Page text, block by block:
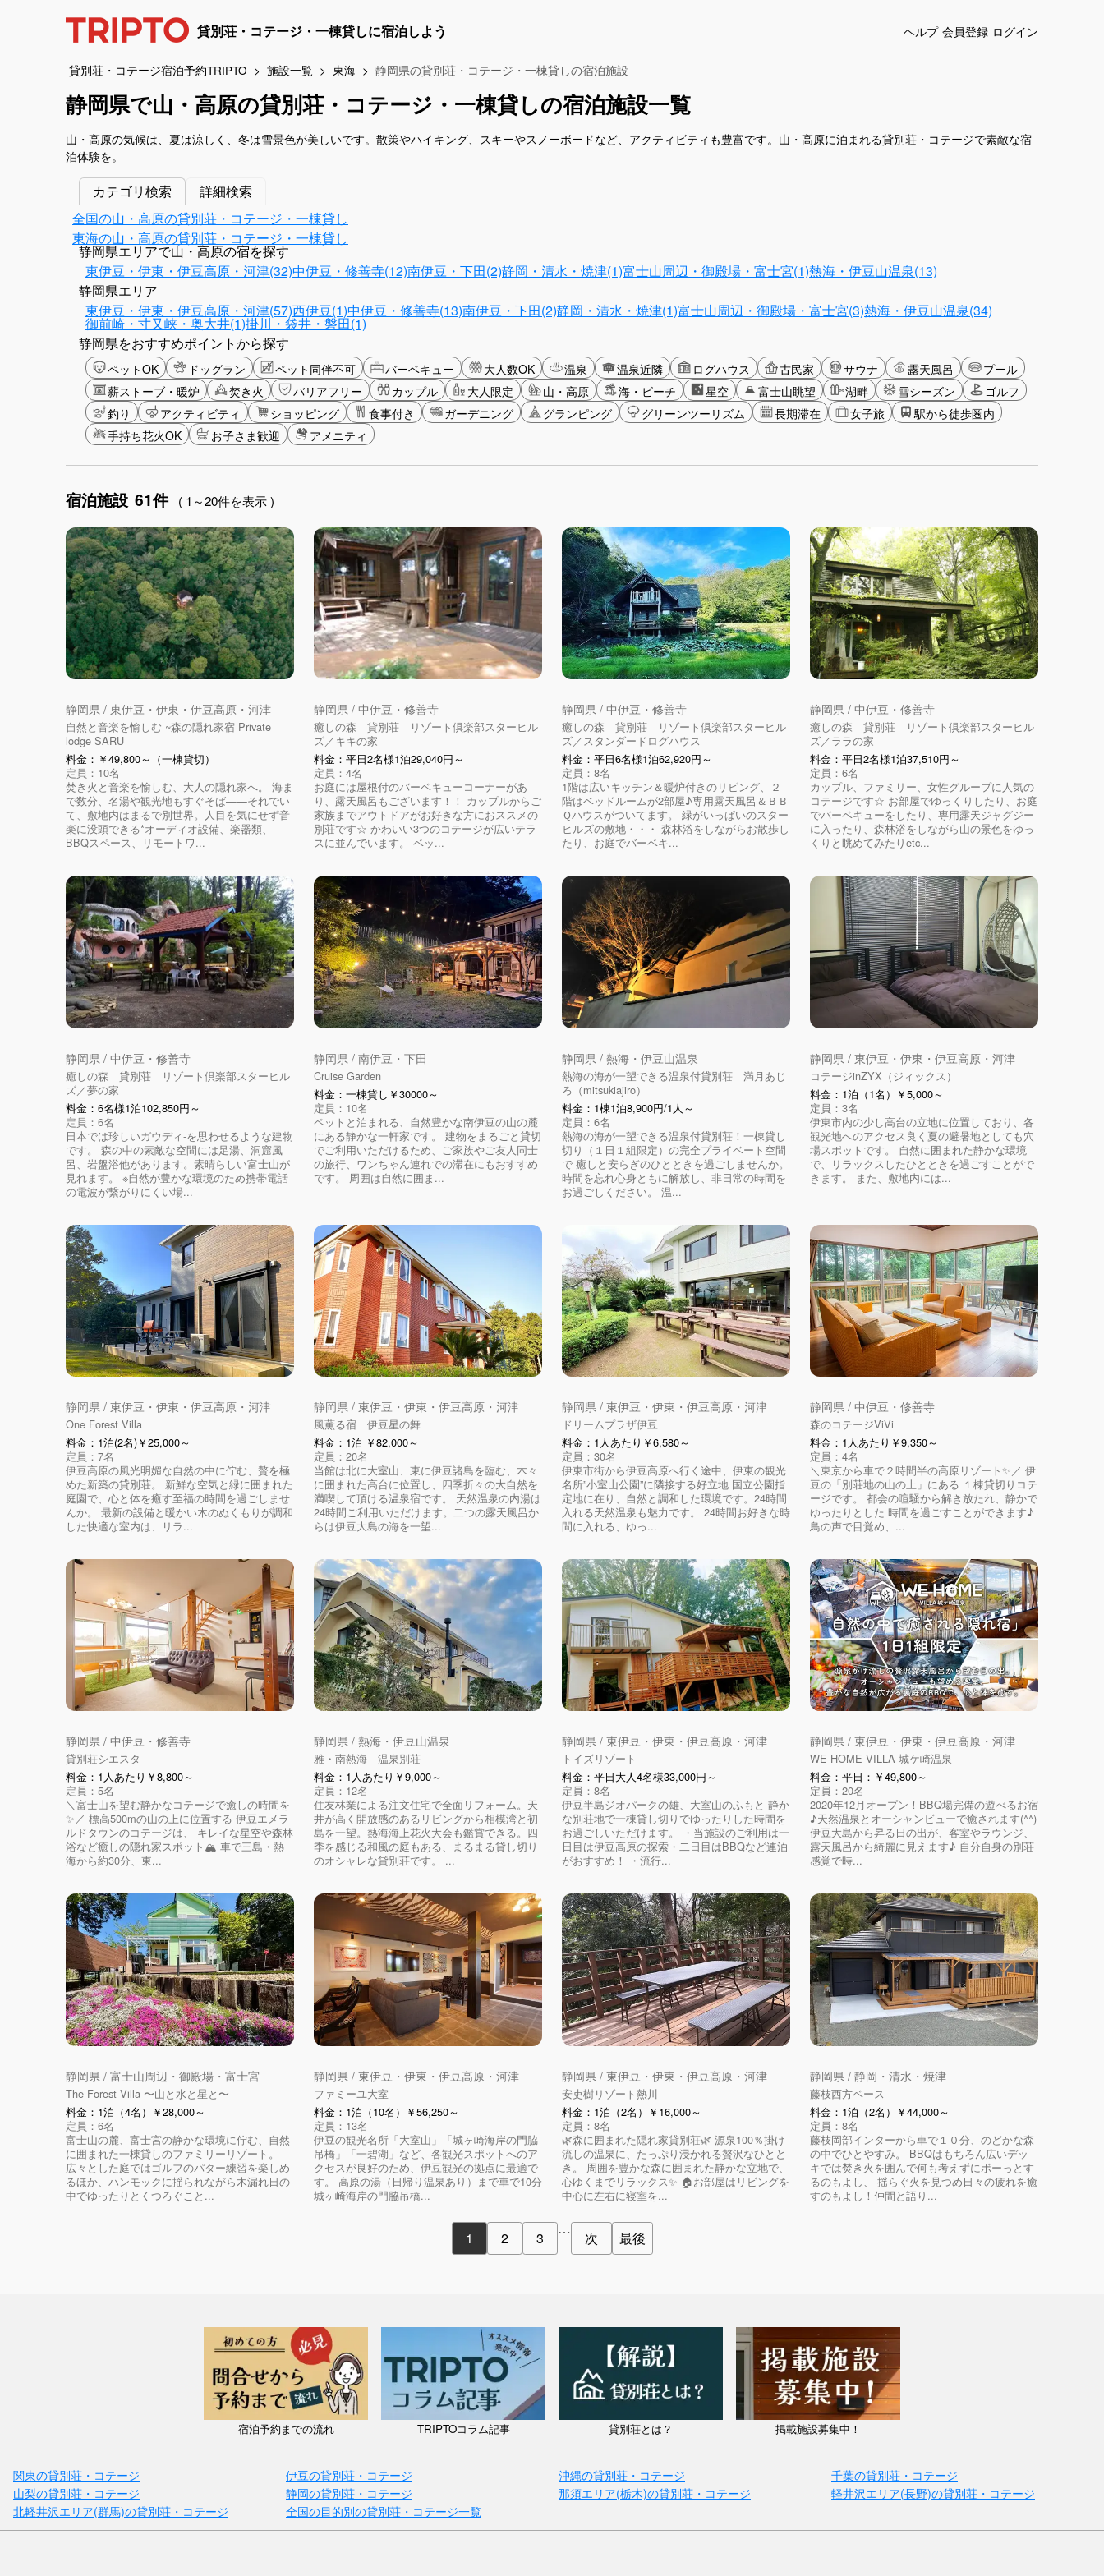
貸別荘・コテージ・一棟貸しに宿泊しよう ヘルプ 会員登録 ログイン
貸別荘・コテージ宿泊予約TRIPTO 施設一覧 東海 静岡県の貸別荘・コテージ・一棟貸しの宿泊施設
静岡県で山・高原の貸別荘・コテージ・一棟貸しの宿泊施設一覧
山・高原の気候は、夏は涼しく、冬は雪景色が美しいです。散策やハイキング、スキーやスノーボードなど、アクティビティも豊富です。山・高原に泊まれる貸別荘・コテージで素敵な宿
泊体験を。
カテゴリ検索
詳細検索
全国の山・高原の貸別荘・コテージ・一棟貸し
東海の山・高原の貸別荘・コテージ・一棟貸し
静岡県エリアで山・高原の宿を探す
東伊豆・伊東・伊豆高原・河津(32)中伊豆・修善寺(12)南伊豆・下田(2)静岡・清水・焼津(1)富士山周辺・御殿場・富士宮(1)熱海・伊豆山温泉(13)
静岡県エリア
東伊豆・伊東・伊豆高原・河津(57)西伊豆(1)中伊豆・修善寺(13)南伊豆・下田(2)静岡・清水・焼津(1)富士山周辺・御殿場・富士宮(3)熱海・伊豆山温泉(34)
御前崎・寸又峡・奥大井(1)掛川・袋井・磐田(1)
静岡県をおすすめポイントから探す
ペットOK ドッグラン ペット同伴不可 バーベキュー 大人数OK 温泉 温泉近隣 ログハウス 古民家 サウナ 露天風呂
プール
薪ストーブ・暖炉
焚き火 バリアフリー カップル 大人限定 山・高原 海・ビーチ 星空 富士山眺望 湖畔 雪シーズン
ゴルフ
釣り
アクティビティ ショッピング 食事付き ガーデニング グランピング グリーンツーリズム 長期滞在 女子旅
駅から徒歩圏内
手持ち花火OK
お子さま歓迎 アメニティ
宿泊施設 61件 ( 1～20件を表示 )
静岡県 / 東伊豆・伊東・伊豆高原・河津
自然と音楽を愉しむ ~森の隠れ家宿 Private
lodge SARU
料金：￥49,800～（一棟貸切）
定員：10名
焚き火と音楽を愉しむ、大人の隠れ家へ。 海ま
で数分、名湯や観光地もすぐそば——それでい
て、敷地内はまるで別世界。人目を気にせず音
楽に没頭できる*オーディオ設備、楽器類、
BBQスペース、リモートワ...
静岡県 / 中伊豆・修善寺
癒しの森 貸別荘 リゾート倶楽部スターヒル
ズ／キキの家
料金：平日2名様1泊29,040円～
定員：4名
お庭には屋根付のバーベキューコーナーがあ
り、露天風呂もございます！！ カップルからご
家族までアウトドアがお好きな方におススメの
別荘です☆ かわいい3つのコテージが広いテラ
スに並んでいます。 ベッ...
静岡県 / 中伊豆・修善寺
癒しの森 貸別荘 リゾート倶楽部スターヒル
ズ／スタンダードログハウス
料金：平日6名様1泊62,920円～
定員：8名
1階は広いキッチン＆暖炉付きのリビング、２
階はベッドルームが2部屋♪専用露天風呂＆ＢＢ
Ｑハウスがついてます。 緑がいっぱいのスター
ヒルズの敷地・・・ 森林浴をしながらお散歩し
たり、お庭でバーベキ...
静岡県 / 中伊豆・修善寺
癒しの森 貸別荘 リゾート倶楽部スターヒル
ズ／ララの家
料金：平日2名様1泊37,510円～
定員：6名
カップル、ファミリー、女性グループに人気の
コテージです☆ お部屋でゆっくりしたり、お庭
でバーベキューをしたり、専用露天ジャグジー
に入ったり、森林浴をしながら山の景色をゆっ
くりと眺めてみたりetc...
静岡県 / 中伊豆・修善寺
癒しの森 貸別荘 リゾート倶楽部スターヒル
ズ／夢の家
料金：6名様1泊102,850円～
定員：6名
日本では珍しいガウディ-を思わせるような建物
です。 森の中の素敵な空間には足湯、洞窟風
呂、岩盤浴他があります。素晴らしい富士山が
見れます。 ※自然が豊かな環境のため携帯電話
の電波が繋がりにくい場...
静岡県 / 南伊豆・下田
Cruise Garden
料金：一棟貸し￥30000～
定員：10名
ペットと泊まれる、自然豊かな南伊豆の山の麓
にある静かな一軒家です。 建物をまるごと貸切
でご利用いただけるため、ご家族やご友人同士
の旅行、ワンちゃん連れでの滞在にもおすすめ
です。 周囲は自然に囲ま...
静岡県 / 熱海・伊豆山温泉
熱海の海が一望できる温泉付貸別荘 満月あじ
ろ（mitsukiajiro）
料金：1棟1泊8,900円/1人～
定員：6名
熱海の海が一望できる温泉付貸別荘！一棟貸し
切り（１日１組限定）の完全プライベート空間
で 癒しと安らぎのひとときを過ごしませんか。
時間を忘れ心身ともに解放し、非日常の時間を
お過ごしください。 温...
静岡県 / 東伊豆・伊東・伊豆高原・河津
コテージinZYX（ジィックス）
料金：1泊（1名）￥5,000～
定員：3名
伊東市内の少し高台の立地に位置しており、各
観光地へのアクセス良く夏の避暑地としても穴
場スポットです。 自然に囲まれた静かな環境
で、リラックスしたひとときを過ごすことがで
きます。 また、敷地内には...
静岡県 / 東伊豆・伊東・伊豆高原・河津
One Forest Villa
料金：1泊(2名)￥25,000～
定員：7名
伊豆高原の風光明媚な自然の中に佇む、贅を極
めた新築の貸別荘。 新鮮な空気と緑に囲まれた
庭園で、心と体を癒す至福の時間を過ごしませ
んか。 最新の設備と暖かい木のぬくもりが調和
した快適な室内は、リラ...
静岡県 / 東伊豆・伊東・伊豆高原・河津
風薫る宿 伊豆星の舞
料金：1泊 ￥82,000～
定員：20名
当館は北に大室山、東に伊豆諸島を臨む、木々
に囲まれた高台に位置し、四季折々の大自然を
満喫して頂ける温泉宿です。 天然温泉の内湯は
24時間ご利用いただけます。二つの露天風呂か
らは伊豆大島の海を一望...
静岡県 / 東伊豆・伊東・伊豆高原・河津
ドリームプラザ伊豆
料金：1人あたり￥6,580～
定員：30名
伊東市街から伊豆高原へ行く途中、伊東の観光
名所”小室山公園”に隣接する好立地 国立公園指
定地に在り、自然と調和した環境です。24時間
入れる天然温泉も魅力です。 24時間お好きな時
間に入れる、ゆっ...
静岡県 / 中伊豆・修善寺
森のコテージViVi
料金：1人あたり￥9,350～
定員：4名
＼東京から車で２時間半の高原リゾート✨／ 伊
豆の「別荘地の山の上」にある １棟貸切りコテ
ージです。 都会の喧騒から解き放たれ、静かで
ゆったりとした 時間を過ごすことができます♪
鳥の声で目覚め、...
静岡県 / 中伊豆・修善寺
貸別荘シエスタ
料金：1人あたり￥8,800～
定員：5名
＼富士山を望む静かなコテージで癒しの時間を
✨／ 標高500mの山の上に位置する 伊豆エメラ
ルドタウンのコテージは、 キレイな星空や森林
浴など癒しの隠れ家スポット🏔 車で三島・熱
海から約30分、東...
静岡県 / 熱海・伊豆山温泉
雅・南熱海 温泉別荘
料金：1人あたり￥9,000～
定員：12名
住友林業による注文住宅で全面リフォーム。天
井が高く開放感のあるリビングから相模湾と初
島を一望。熱海海上花火大会も鑑賞できる。四
季を感じる和風の庭もある、まるまる貸し切り
のオシャレな貸別荘です。 ...
静岡県 / 東伊豆・伊東・伊豆高原・河津
トイズリゾート
料金：平日大人4名様33,000円～
定員：8名
伊豆半島ジオパークの雄、大室山のふもと 静か
な別荘地で一棟貸し切りでゆったりした時間を
お過ごしいただけます。 ・当施設のご利用は一
日目は伊豆高原の探索・二日目はBBQなど連泊
がおすすめ！ ・流行...
静岡県 / 東伊豆・伊東・伊豆高原・河津
WE HOME VILLA 城ケ崎温泉
料金：平日：￥49,800～
定員：20名
2020年12月オープン！BBQ場完備の遊べるお宿
♪天然温泉とオーシャンビューで癒されます(^^)
伊豆大島から昇る日の出が、客室やラウンジ、
露天風呂から綺麗に見えます♪ 自分自身の別荘
感覚で時...
静岡県 / 富士山周辺・御殿場・富士宮
The Forest Villa 〜山と水と星と〜
料金：1泊（4名）￥28,000～
定員：6名
富士山の麓、富士宮の静かな環境に佇む、自然
に囲まれた一棟貸しのファミリーリゾート。
広々とした庭ではゴルフのパター練習を楽しめ
るほか、ハンモックに揺られながら木漏れ日の
中でゆったりとくつろぐこと...
静岡県 / 東伊豆・伊東・伊豆高原・河津
ファミーユ大室
料金：1泊（10名）￥56,250～
定員：13名
伊豆の観光名所「大室山」「城ヶ崎海岸の門脇
吊橋」「一碧湖」など、各観光スポットへのア
クセスが良好のため、伊豆観光の拠点に最適で
す。 高原の湯（日帰り温泉あり）まで車で10分
城ヶ崎海岸の門脇吊橋...
静岡県 / 東伊豆・伊東・伊豆高原・河津
安吏樹リゾート熱川
料金：1泊（2名）￥16,000～
定員：8名
🌿森に囲まれた隠れ家貸別荘🌿 源泉100％掛け
流しの温泉に、たっぷり浸かれる贅沢なひとと
き。 周囲を豊かな森に囲まれた静かな立地で、
心ゆくまでリラックス✨ 🏠お部屋はリビングを
中心に左右に寝室を...
静岡県 / 静岡・清水・焼津
藤枝西方ベース
料金：1泊（2名）￥44,000～
定員：8名
藤枝岡部インターから車で１０分、のどかな森
の中でひとやすみ。 BBQはもちろん広いデッ
キでは焚き火を囲んで何も考えずにボーっとす
るのもよし、 揺らぐ火を見つめ日々の疲れを癒
すのもよし！仲間と語り...
1 2 3
…
次 最後
宿泊予約までの流れ TRIPTOコラム記事 貸別荘とは？ 掲載施設募集中！
関東の貸別荘・コテージ 伊豆の貸別荘・コテージ 沖縄の貸別荘・コテージ
千葉の貸別荘・コテージ
山梨の貸別荘・コテージ
静岡の貸別荘・コテージ 那須エリア(栃木)の貸別荘・コテージ
軽井沢エリア(長野)の貸別荘・コテージ
北軽井沢エリア(群馬)の貸別荘・コテージ
全国の目的別の貸別荘・コテージ一覧